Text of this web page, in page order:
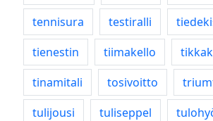
tennisura
testiralli
tienestin
tiimakello
tinamitali
tosivoitto
tulijousi
tuliseppel